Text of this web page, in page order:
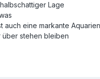
Lage
auch eine markante
stehen bleiben